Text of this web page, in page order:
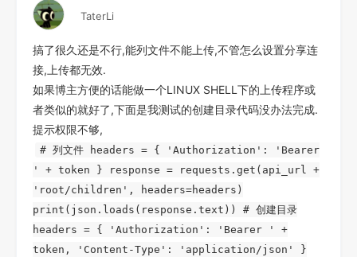
TaterLi
搞了很久还是不行,能列文件不能上传,不管怎么设置分享连
接,上传都无效.
如果博主方便的话能做一个LINUX SHELL下的上传程序或
者类似的就好了,下面是我测试的创建目录代码没办法完成.
提示权限不够,
# 列文件 headers = { 'Authorization': 'Bearer
' + token } response = requests.get(api_url +
'root/children', headers=headers)
print(json.loads(response.text)) # 创建目录
headers = { 'Authorization': 'Bearer ' +
token, 'Content-Type': 'application/json' }